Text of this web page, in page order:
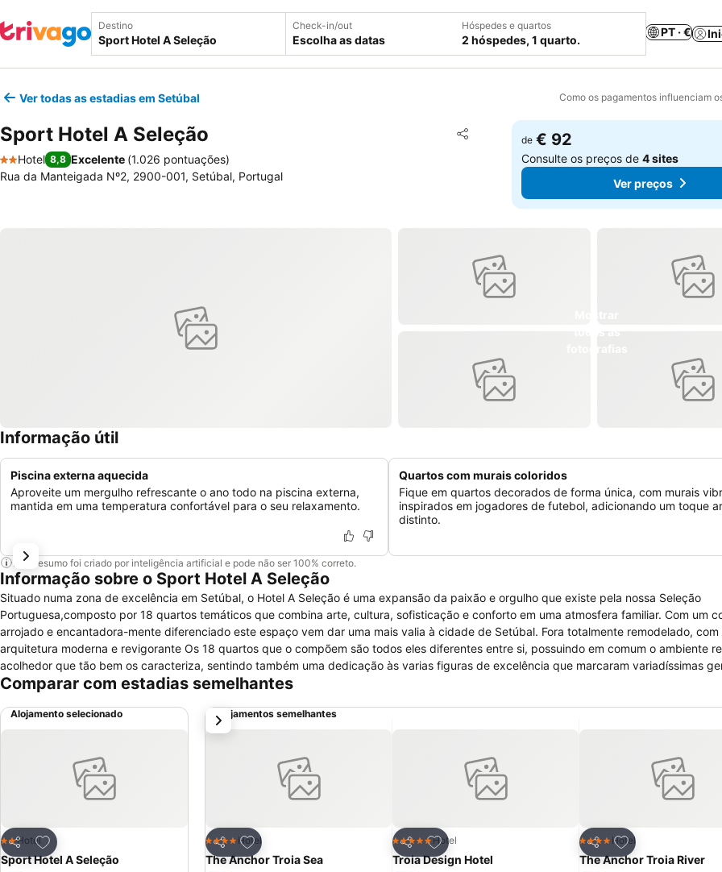
Destino Check-in/out
Escolha as datas
Hóspedes e quartos
2 hóspedes, 1 quarto.
PT · €
Ver todas as estadias em Setúbal Como os pagamentos influenciam
Sport Hotel A Seleção Partilhar
Adicionar aos favoritos
2 Estrelas
Hotel 8,8 Excelente (1.026 pontuações)
Rua da Manteigada Nº2, 2900-001, Setúbal, Portugal
de € 92
Consulte os preços de4 sites
Ver preços
Informação útil
Piscina externa aquecida
Aproveite um mergulho refrescante o ano todo na piscina externa,
mantida em uma temperatura confortável para o seu relaxamento.
Quartos com murais coloridos
Fique em quartos decorados de forma única, com murais
inspirados em jogadores de futebol, adicionando um toque
distinto.
Este resumo foi criado por inteligência artificial e pode não ser 100% correto.
Informação sobre o Sport Hotel A Seleção
Situado numa zona de excelência em Setúbal, o Hotel A Seleção é uma expansão da paixão e orgulho que existe pela nossa Seleção
Portuguesa,composto por 18 quartos temáticos que combina arte, cultura, sofisticação e conforto em uma atmosfera familiar. Com um
arrojado e encantadora-mente diferenciado este espaço vem dar uma mais valia à cidade de Setúbal. Fora totalmente remodelado, com uma
arquitetura moderna e revigorante Os 18 quartos que o compõem são todos eles diferentes entre si, possuindo em comum o ambiente requintado e
acolhedor que tão bem os caracteriza, sentindo também uma dedicação às varias figuras de excelência que marcaram variadíssimas
desportivas, sendo este hotel um exemplo de como Portugal tem um enorme afeto pelos seus embaixadores do futebol. A localização privilegiada do
das serras,à sua gastronomia e às zonas industriais fazem dele uma referência e permitem-lhe satisfazer as necessidades dos clientes e
seja no âmbito do turismo, seja no âmbito empresarial.
Comparar com estadias semelhantes
Alojamento selecionado
Partilhar
Adicionar aos favoritos
2 Estrelas
Hotel
Sport Hotel A Seleção
Alojamentos semelhantes
Partilhar
Adicionar aos favoritos
4 EstrelasHotel
The Anchor Troia Sea
Partilhar
Adicionar aos favoritos
5 EstrelasHotel
Troia Design Hotel
Partilhar
Adicionar aos
4 EstrelasHotel
The Anchor Troia River
próximo